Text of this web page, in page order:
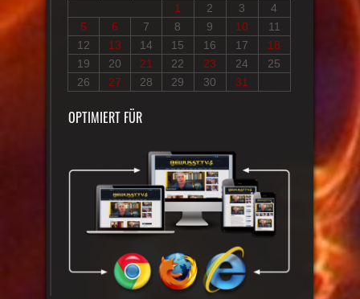
1
2 3
4
5
6 7 8 9 10
11
12
13 14 15 16 17
18
19
20 21 22 23 24
25
26
27 28 29 30 31
OPTIMIERT FÜR